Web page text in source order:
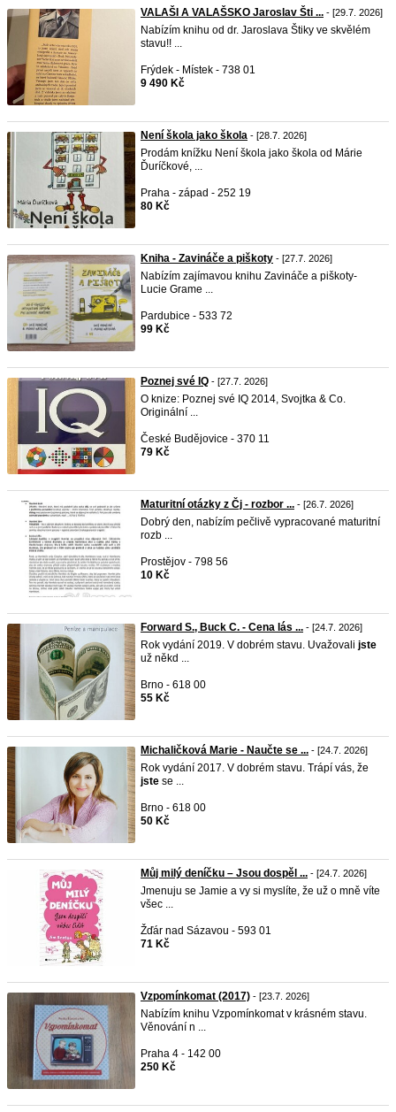
VALAŠI A VALAŠSKO Jaroslav Šti ... - [29.7. 2026]
Nabízím knihu od dr. Jaroslava Štiky ve skvělém
stavu!! ...
Frýdek - Místek - 738 01
9 490 Kč
Není škola jako škola - [28.7. 2026]
Prodám knížku Není škola jako škola od Márie
Ďuríčkové, ...
Praha - západ - 252 19
80 Kč
Kniha - Zavináče a piškoty - [27.7. 2026]
Nabízím zajímavou knihu Zavináče a piškoty-
Lucie Grame ...
Pardubice - 533 72
99 Kč
Poznej své IQ - [27.7. 2026]
O knize: Poznej své IQ 2014, Svojtka & Co.
Originální ...
České Budějovice - 370 11
79 Kč
Maturitní otázky z Čj - rozbor ... - [26.7. 2026]
Dobrý den, nabízím pečlivě vypracované maturitní
rozb ...
Prostějov - 798 56
10 Kč
Forward S., Buck C. - Cena lás ... - [24.7. 2026]
Rok vydání 2019. V dobrém stavu. Uvažovali jste
už někd ...
Brno - 618 00
55 Kč
Michaličková Marie - Naučte se ... - [24.7. 2026]
Rok vydání 2017. V dobrém stavu. Trápí vás, že
jste se ...
Brno - 618 00
50 Kč
Můj milý deníčku – Jsou dospěl ... - [24.7. 2026]
Jmenuju se Jamie a vy si myslíte, že už o mně víte
všec ...
Žďár nad Sázavou - 593 01
71 Kč
Vzpomínkomat (2017) - [23.7. 2026]
Nabízím knihu Vzpomínkomat v krásném stavu.
Věnování n ...
Praha 4 - 142 00
250 Kč